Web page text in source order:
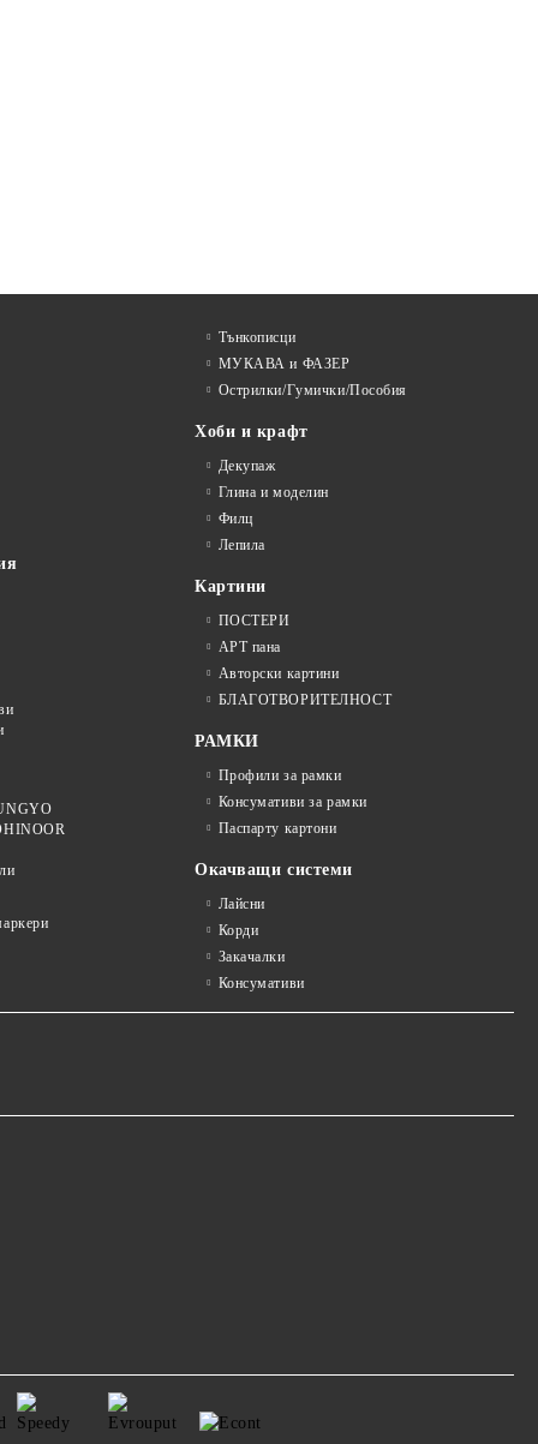
Тънкописци
МУКАВА и ФАЗЕР
Острилки/Гумички/Пособия
Хоби и крафт
Декупаж
Глина и моделин
Филц
Лепила
Картини
ПОСТЕРИ
АРТ пана
Авторски картини
БЛАГОТВОРИТЕЛНОСТ
РАМКИ
Профили за рамки
Консумативи за рамки
Паспарту картони
Окачващи системи
Лайсни
Корди
Закачалки
Консумативи